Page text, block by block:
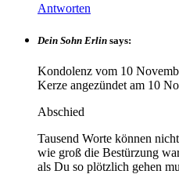
Antworten
Dein Sohn Erlin says:
Kondolenz vom 10
Kerze angezündet am 10
Abschied
Tausend Worte können
wie groß die Bestürzung
als Du so plötzlich gehen